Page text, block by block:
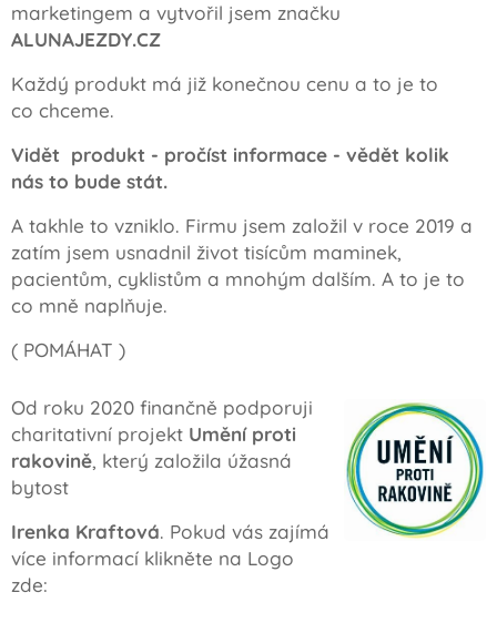
marketingem a vytvořil jsem značku
ALUNAJEZDY.CZ
Každý produkt má již konečnou cenu a to je to
co chceme.
Vidět produkt - pročíst informace - vědět kolik
nás to bude stát.
A takhle to vzniklo. Firmu jsem založil v roce 2019 a
zatím jsem usnadnil život tisícům maminek,
pacientům, cyklistům a mnohým dalším. A to je to
co mně naplňuje.
( POMÁHAT )
Od roku 2020 finančně podporuji
charitativní projekt Umění proti
rakovině, který založila úžasná
bytost
Irenka Kraftová. Pokud vás zajímá
více informací klikněte na Logo
zde: